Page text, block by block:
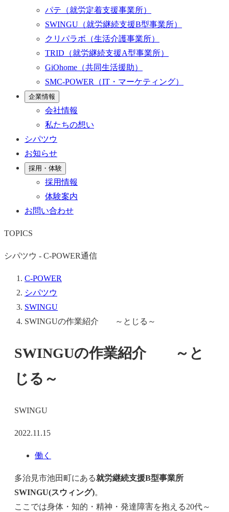
パテ （就労定着支援事業所）
SWINGU （就労継続支援B型事業所）
クリパラボ （生活介護事業所）
TRID （就労継続支援A型事業所）
GiOhome （共同生活援助）
SMC-POWER
（IT・マーケティング）
企業情報
会社情報
私たちの想い
シパツウ
お知らせ
採用・体験
採用情報
体験案内
お問い合わせ
TOPICS
シパツウ - C-POWER通信
C-POWER
シパツウ
SWINGU
SWINGUの作業紹介 ～とじる～
SWINGUの作業紹介 ～と
じる～
SWINGU
2022.11.15
働く
多治見市池田町にある就労継続支援B型事業所
SWINGU(スウィング)。
ここでは身体・知的・精神・発達障害を抱える20代～